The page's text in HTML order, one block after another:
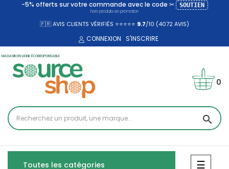
-5% offerts sur votre commande avec le code ✂ SOUTIEN
hors produits en promotion
🇫🇷 AVIS CLIENTS VÉRIFIÉS ⭐⭐⭐⭐⭐ 9.7/10 (4072AVIS)
CONNEXION S'INSCRIRE
MAGASIN EN LIGNE ÉCORESPONSABLE
search
0
Toutes les catégories ☰